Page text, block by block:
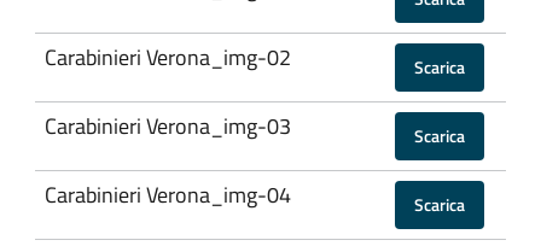
Carabinieri Verona_img-02 Scarica
Carabinieri Verona_img-03 Scarica
Carabinieri Verona_img-04 Scarica